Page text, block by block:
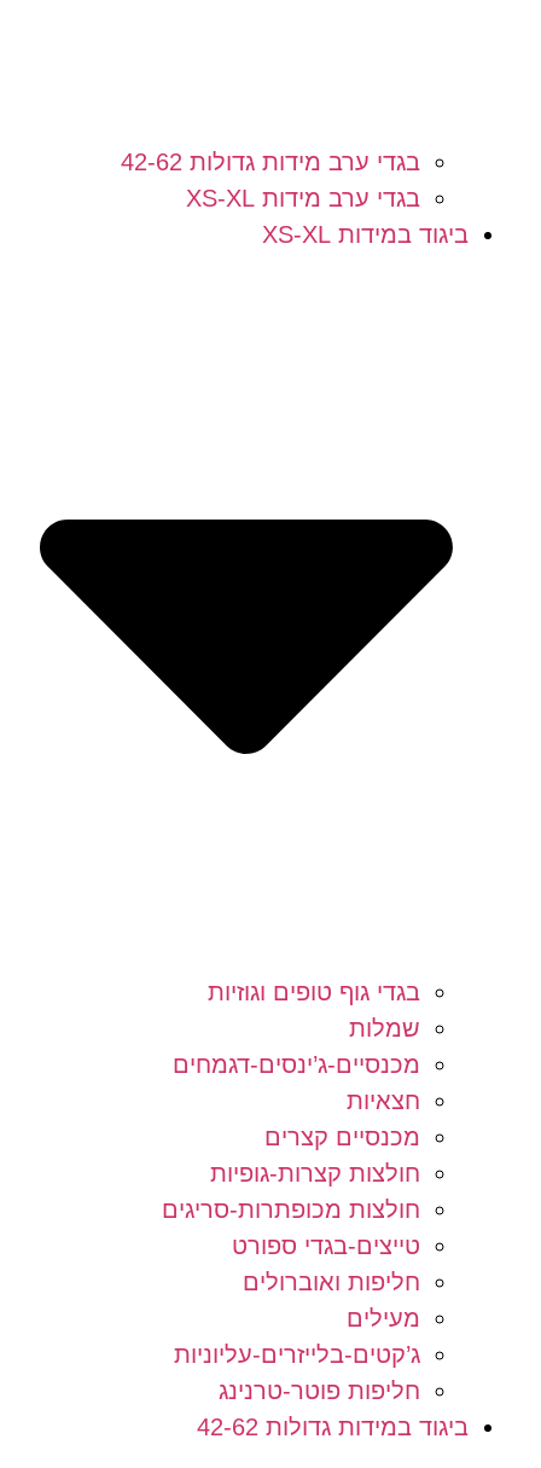
בגדי ערב מידות גדולות 42-62
בגדי ערב מידות XS-XL
ביגוד במידות XS-XL
בגדי גוף טופים וגוזיות
שמלות
מכנסיים-ג’ינסים-דגמחים
חצאיות
מכנסיים קצרים
חולצות קצרות-גופיות
חולצות מכופתרות-סריגים
טייצים-בגדי ספורט
חליפות ואוברולים
מעילים
ג’קטים-בלייזרים-עליוניות
חליפות פוטר-טרנינג
ביגוד במידות גדולות 42-62